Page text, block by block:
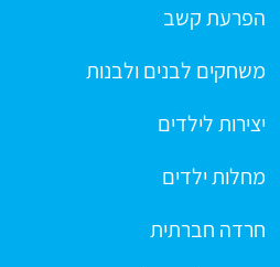
הפרעת קשב
משחקים לבנים ולבנות
יצירות לילדים
מחלות ילדים
חרדה חברתית